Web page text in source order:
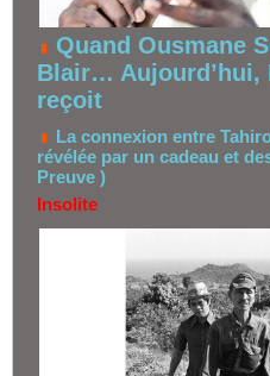
Quand Ousmane
Blair… Aujourd’hui,
reçoit
La connexion entre
révélée par un cadeau et
Preuve )
Insolite